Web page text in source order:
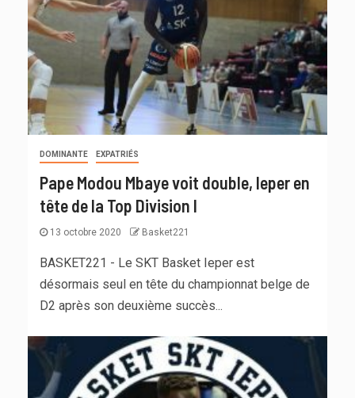
DOMINANTE EXPATRIÉS
Pape Modou Mbaye voit double, Ieper en
tête de la Top Division I
13 octobre 2020 Basket221
BASKET221 - Le SKT Basket Ieper est
désormais seul en tête du championnat belge de
D2 après son deuxième succès...